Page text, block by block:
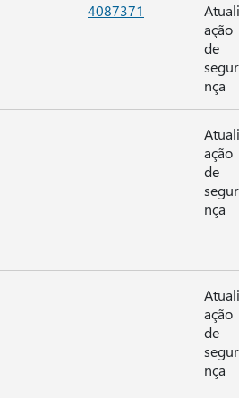
4087371
ação
de
nça
ação
de
nça
ação
de
nça